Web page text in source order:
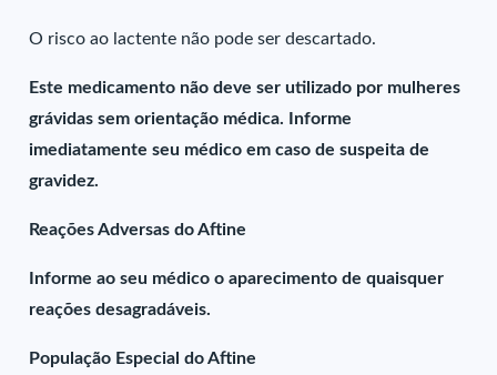
O risco ao lactente não pode ser descartado.
Este medicamento não deve ser utilizado por mulheres
grávidas sem orientação médica. Informe
imediatamente seu médico em caso de suspeita de
gravidez.
Reações Adversas do Aftine
Informe ao seu médico o aparecimento de quaisquer
reações desagradáveis.
População Especial do Aftine